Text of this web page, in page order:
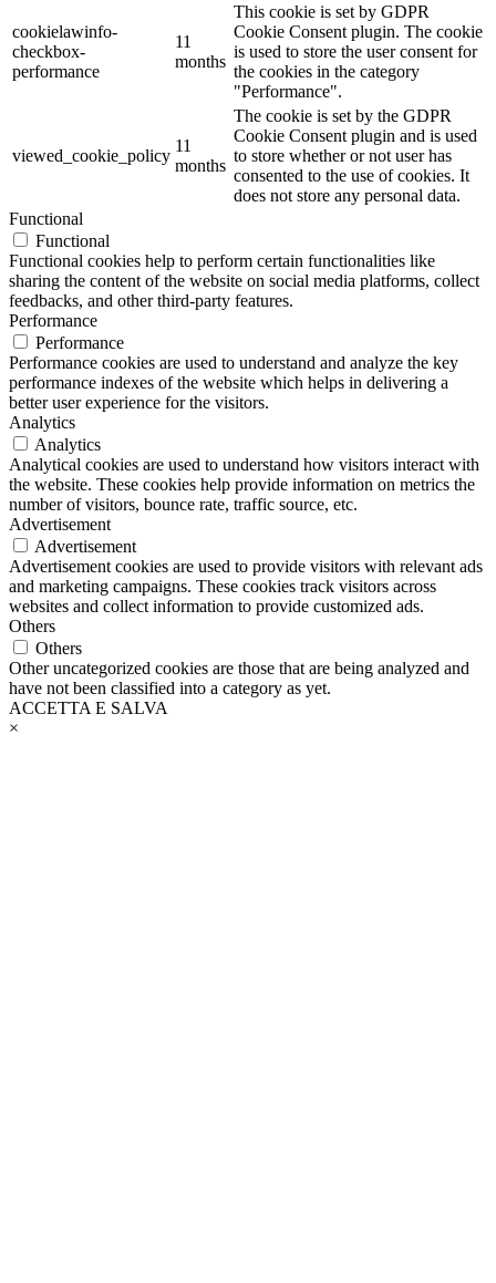
cookielawinfo-
checkbox-
performance
11
months
This cookie is set by GDPR
Cookie Consent plugin. The cookie
is used to store the user consent for
the cookies in the category
"Performance".
viewed_cookie_policy
11
months
The cookie is set by the GDPR
Cookie Consent plugin and is used
to store whether or not user has
consented to the use of cookies. It
does not store any personal data.
Functional
Functional
Functional cookies help to perform certain functionalities like
sharing the content of the website on social media platforms, collect
feedbacks, and other third-party features.
Performance
Performance
Performance cookies are used to understand and analyze the key
performance indexes of the website which helps in delivering a
better user experience for the visitors.
Analytics
Analytics
Analytical cookies are used to understand how visitors interact with
the website. These cookies help provide information on metrics the
number of visitors, bounce rate, traffic source, etc.
Advertisement
Advertisement
Advertisement cookies are used to provide visitors with relevant ads
and marketing campaigns. These cookies track visitors across
websites and collect information to provide customized ads.
Others
Others
Other uncategorized cookies are those that are being analyzed and
have not been classified into a category as yet.
ACCETTA E SALVA
×